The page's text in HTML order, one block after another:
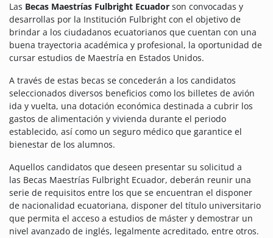
Las Becas Maestrías Fulbright Ecuador son convocadas y
desarrollas por la Institución Fulbright con el objetivo de
brindar a los ciudadanos ecuatorianos que cuentan con una
buena trayectoria académica y profesional, la oportunidad de
cursar estudios de Maestría en Estados Unidos.
A través de estas becas se concederán a los candidatos
seleccionados diversos beneficios como los billetes de avión
ida y vuelta, una dotación económica destinada a cubrir los
gastos de alimentación y vivienda durante el periodo
establecido, así como un seguro médico que garantice el
bienestar de los alumnos.
Aquellos candidatos que deseen presentar su solicitud a
las Becas Maestrías Fulbright Ecuador, deberán reunir una
serie de requisitos entre los que se encuentran el disponer
de nacionalidad ecuatoriana, disponer del título universitario
que permita el acceso a estudios de máster y demostrar un
nivel avanzado de inglés, legalmente acreditado, entre otros.